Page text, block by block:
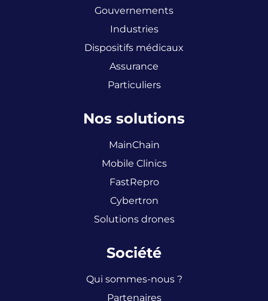
Gouvernements
Industries
Dispositifs médicaux
Assurance
Particuliers
Nos solutions
MainChain
Mobile Clinics
FastRepro
Cybertron
Solutions drones
Société
Qui sommes-nous ?
Partenaires